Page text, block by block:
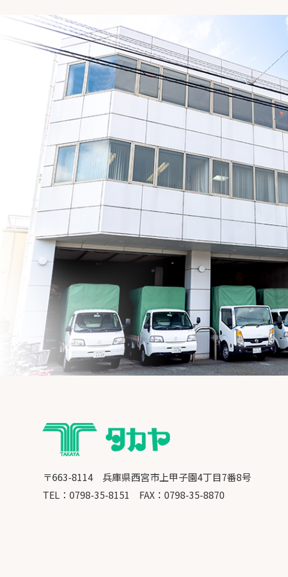
〒663-8114 兵庫県西宮市上甲子園4丁目7番8号
​​​​​​​TEL：0798-35-8151 FAX：0798-35-8870